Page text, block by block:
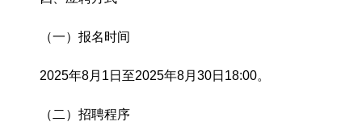
（一）报名时间
2025年8月1日至2025年8月30日18:00。
（二）招聘程序